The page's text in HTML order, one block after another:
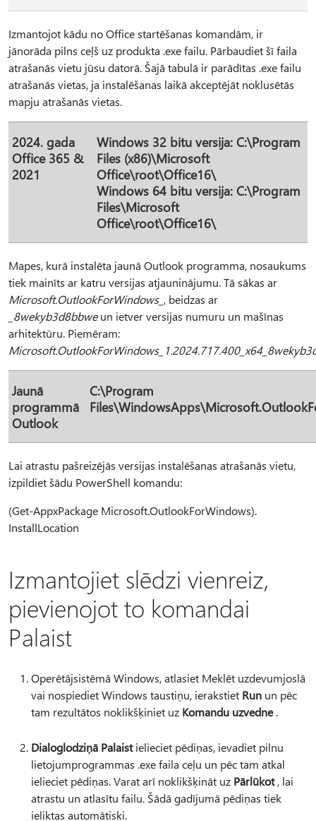
Izmantojot kādu no Office startēšanas komandām, ir
jānorāda pilns ceļš uz produkta .exe failu. Pārbaudiet šī faila
atrašanās vietu jūsu datorā. Šajā tabulā ir parādītas .exe failu
atrašanās vietas, ja instalēšanas laikā akceptējāt noklusētās
mapju atrašanās vietas.
2024. gada
Office 365 &
2021
Windows 32 bitu versija: C:\Program
Files (x86)\Microsoft
Office\root\Office16\
Windows 64 bitu versija: C:\Program
Files\Microsoft
Office\root\Office16\
Mapes, kurā instalēta jaunā Outlook programma, nosaukums
tiek mainīts ar katru versijas atjauninājumu. Tā sākas ar
Microsoft.OutlookForWindows_ , beidzas ar
_8wekyb3d8bbweun ietver versijas numuru un mašīnas
arhitektūru. Piemēram:
Jaunā
programmā
Outlook
C:\Program
Lai atrastu pašreizējās versijas instalēšanas atrašanās vietu,
izpildiet šādu PowerShell komandu:
(Get-AppxPackage Microsoft.OutlookForWindows).
InstallLocation
Izmantojiet slēdzi vienreiz,
pievienojot to komandai
Palaist
Operētājsistēmā Windows, atlasiet Meklēt uzdevumjoslā
vai nospiediet Windows taustiņu, ierakstiet Run un pēc
tam rezultātos noklikšķiniet uz Komandu uzvedne.
Dialoglodziņā Palaistielieciet pēdiņas, ievadiet pilnu
lietojumprogrammas .exe faila ceļu un pēc tam atkal
ielieciet pēdiņas. Varat arī noklikšķināt uz Pārlūkot, lai
atrastu un atlasītu failu. Šādā gadījumā pēdiņas tiek
ieliktas automātiski.